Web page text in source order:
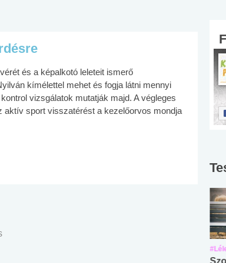
és a képalkotó leleteit ismerő
kímélettel mehet és fogja látni mennyi
vizsgálatok mutatják majd. A végleges
aktív sport visszatérést a kezelőorvos mondja